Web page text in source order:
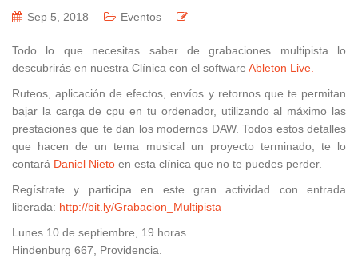
Sep 5, 2018 Eventos
Todo lo que necesitas saber de grabaciones multipista lo
descubrirás en nuestra Clínica con el software Ableton Live.
Ruteos, aplicación de efectos, envíos y retornos que te permitan
bajar la carga de cpu en tu ordenador, utilizando al máximo las
prestaciones que te dan los modernos DAW. Todos estos detalles
que hacen de un tema musical un proyecto terminado, te lo
contará Daniel Nieto en esta clínica que no te puedes perder.
Regístrate y participa en este gran actividad con entrada
liberada: http://bit.ly/Grabacion_Multipista
Lunes 10 de septiembre, 19 horas.
Hindenburg 667, Providencia.